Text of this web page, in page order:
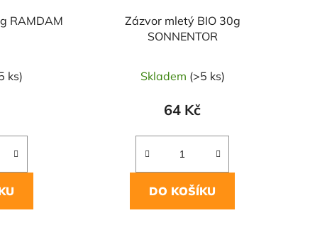
RAMDAM
ks)
Zázvor mletý BIO 30g
SONNENTOR
Skladem (>5 ks)
64 Kč
DO KOŠÍKU